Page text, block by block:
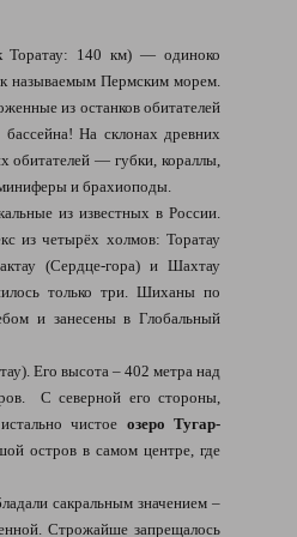
140 км) — одиноко
называемым Пермским морем.
из останков обитателей
бассейна! На склонах древних
обитателей — губки, кораллы,
и брахиоподы.
из известных в России.
из четырёх холмов: Торатау
(Сердце-гора) и Шахтау
только три. Шиханы по
и занесены в Глобальный
Его высота – 402 метра над
С северной его стороны,
чистое озеро Тугар-
остров в самом центре, где
сакральным значением –
Строжайше запрещалось